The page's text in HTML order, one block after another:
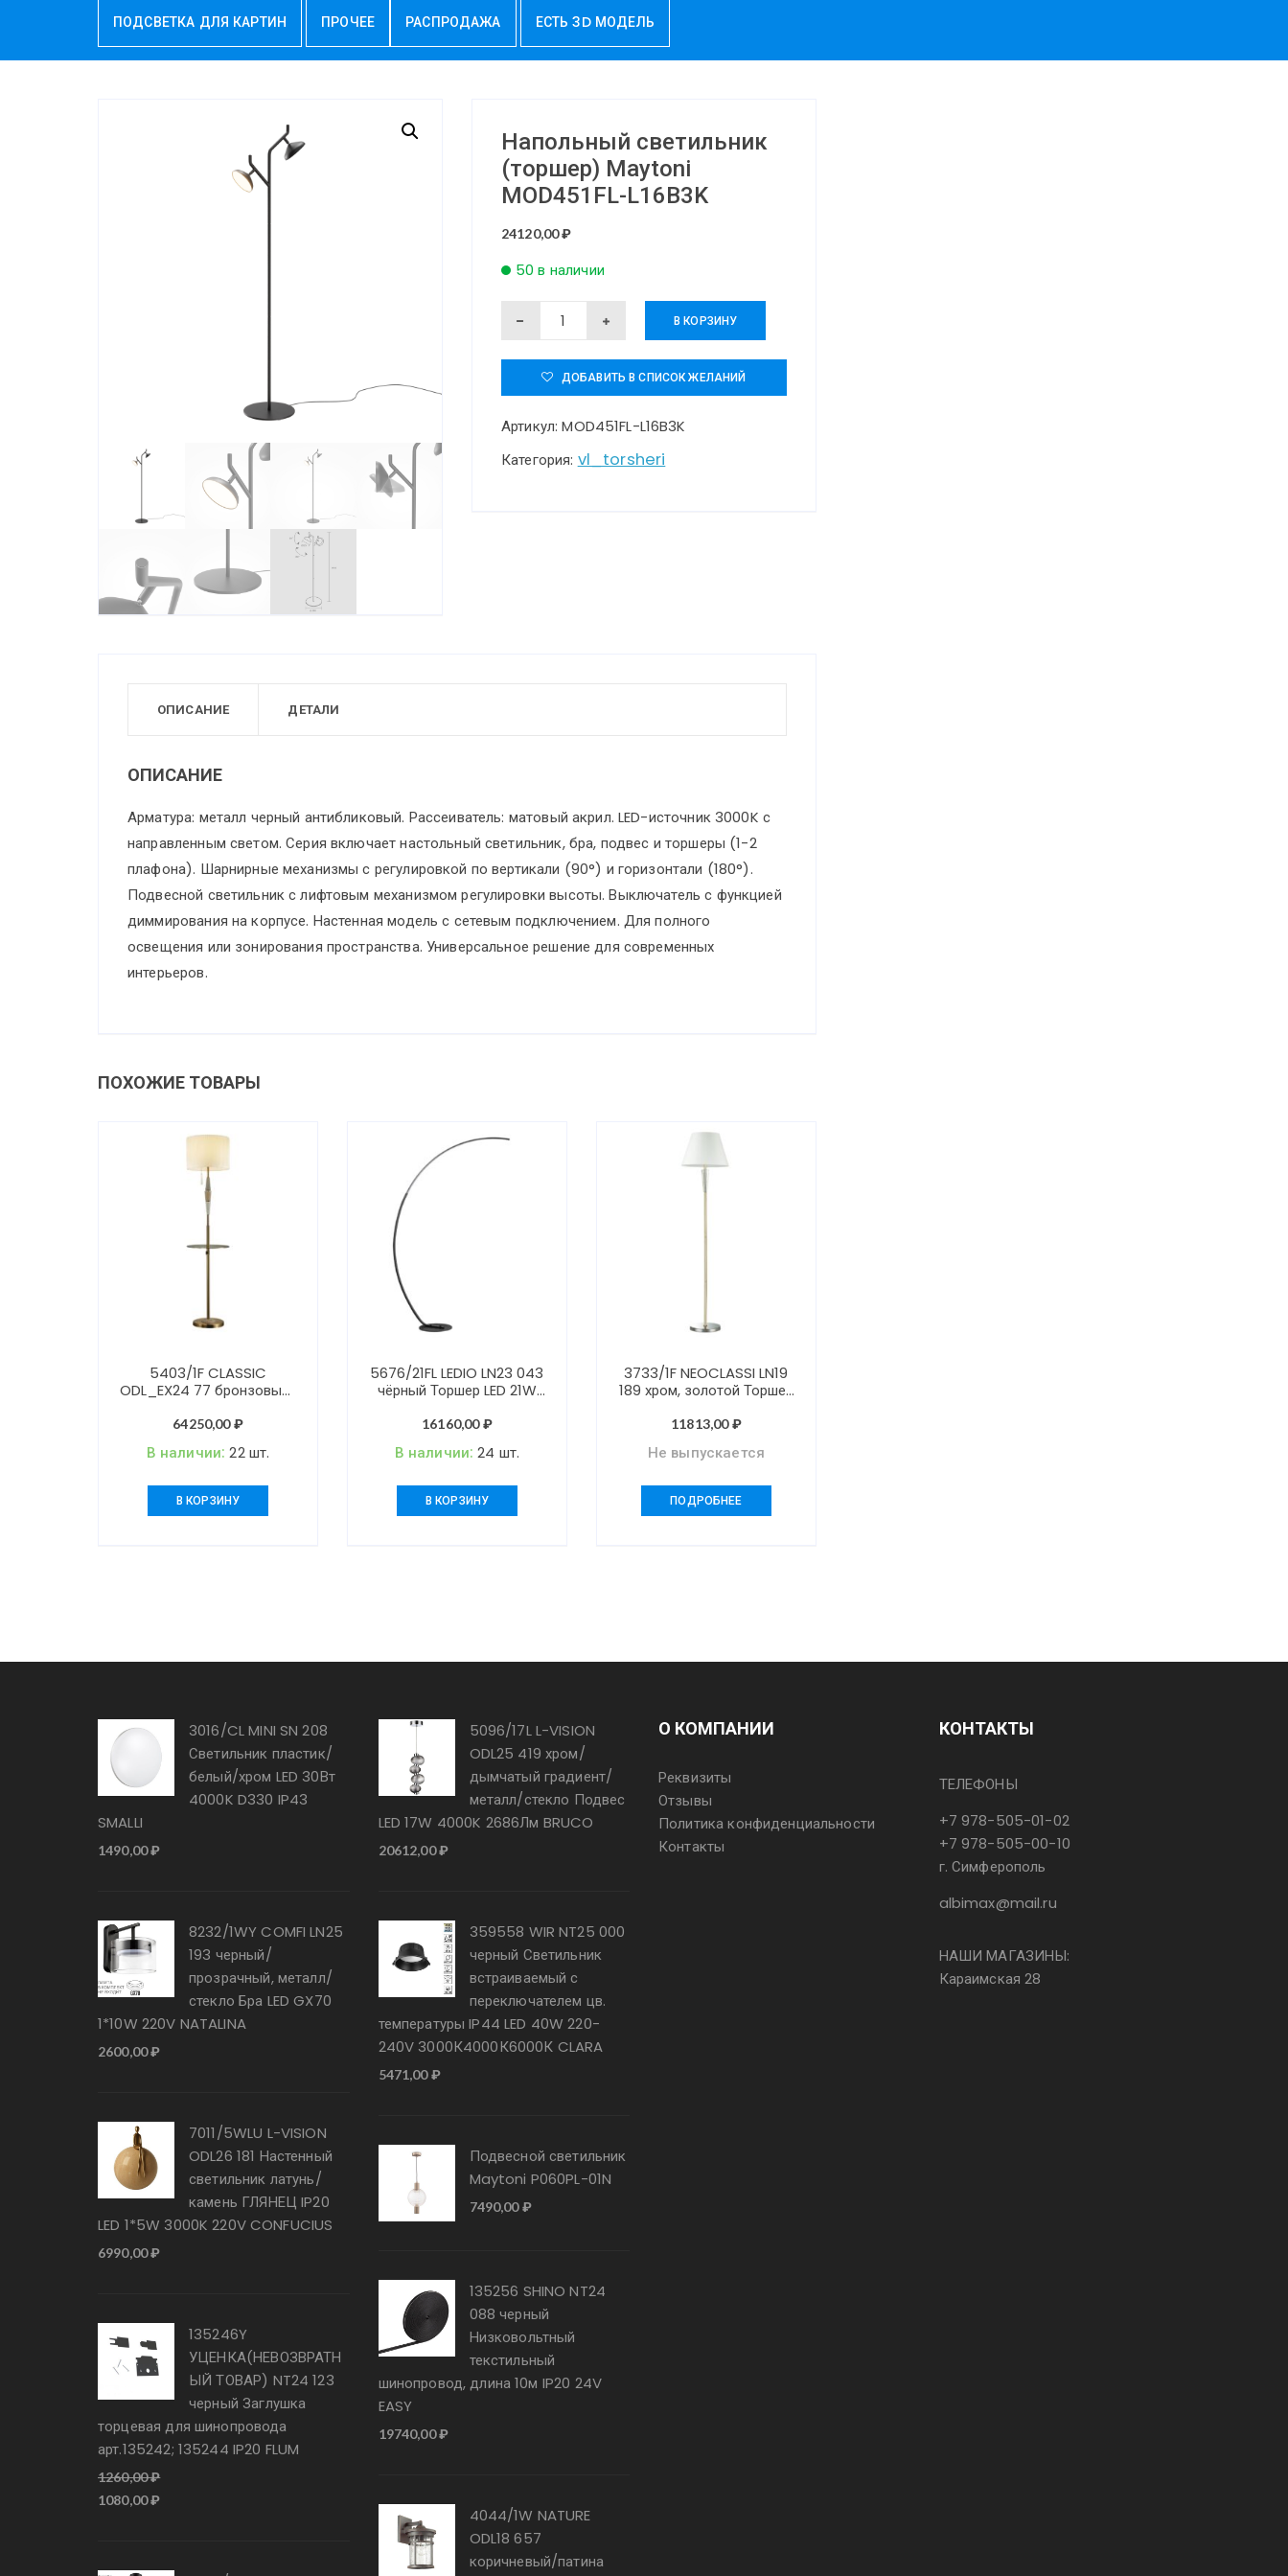
ПОДСВЕТКА ДЛЯ КАРТИН ПРОЧЕЕ РАСПРОДАЖА ЕСТЬ 3D МОДЕЛЬ
Напольный светильник
(торшер) Maytoni
MOD451FL-L16B3K
24120,00₽
50 в наличии
Количество
Напольный
светильник
(торшер)
Maytoni
В КОРЗИНУ
ДОБАВИТЬ В СПИСОК ЖЕЛАНИЙ
Артикул:MOD451FL-L16B3K
Категория: vl_torsheri
ОПИСАНИЕ ДЕТАЛИ
ОПИСАНИЕ
Арматура: металл черный антибликовый. Рассеиватель: матовый акрил. LED-источник 3000K с
направленным светом. Серия включает настольный светильник, бра, подвес и торшеры (1-2
плафона). Шарнирные механизмы с регулировкой по вертикали (90°) и горизонтали (180°).
Подвесной светильник с лифтовым механизмом регулировки высоты. Выключатель с функцией
диммирования на корпусе. Настенная модель с сетевым подключением. Для полного
освещения или зонирования пространства. Универсальное решение для современных
интерьеров.
ПОХОЖИЕ ТОВАРЫ
5403/1F CLASSIC
ODL_EX24 77 бронзовый/
кремовый/металл/
E27 1*60W LATTE
64250,00₽
В наличии:22 шт.
В КОРЗИНУ
5676/21FL LEDIO LN23 043
чёрный Торшер LED 21W
WES
16160,00₽
В наличии:24 шт.
В КОРЗИНУ
3733/1F NEOCLASSI LN19
189 хром, золотой Торшер
11813,00₽
Не выпускается
ПОДРОБНЕЕ
3016/CL MINI SN 208
Светильник пластик/
белый/хром LED 30Вт
4000K D330 IP43
SMALLI
1490,00₽
8232/1WY COMFI LN25
193 черный/
прозрачный, металл/
стекло Бра LED GX70
1*10W 220V NATALINA
2600,00₽
7011/5WLU L-VISION
ODL26 181 Настенный
светильник латунь/
камень ГЛЯНЕЦ IP20
LED 1*5W 3000K 220V CONFUCIUS
6990,00₽
135246Y
УЦЕНКА(НЕВОЗВРАТН
ЫЙ ТОВАР) NT24 123
черный Заглушка
торцевая для шинопровода
арт.135242; 135244 IP20 FLUM
1260,00₽
Первоначальная
1260,00 ₽.
1080,00₽Текущая
5096/17L L-VISION
ODL25 419 хром/
дымчатый градиент/
металл/стекло Подвес
LED 17W 4000K 2686Лм BRUCO
20612,00₽
359558 WIR NT25 000
черный Светильник
встраиваемый с
переключателем цв.
температуры IP44 LED 40W 220-
240V 3000К4000К6000К CLARA
5471,00₽
Подвесной светильник
Maytoni P060PL-01N
7490,00₽
135256 SHINO NT24
088 черный
Низковольтный
текстильный
шинопровод, длина 10м IP20 24V
EASY
19740,00₽
4044/1W NATURE
ODL18 657
коричневый/патина
О КОМПАНИИ
Реквизиты
Отзывы
Политика конфиденциальности
Контакты
КОНТАКТЫ
ТЕЛЕФОНЫ
+7 978-505-01-02
+7 978-505-00-10
г. Симферополь
albimax@mail.ru
НАШИ МАГАЗИНЫ:
Караимская 28